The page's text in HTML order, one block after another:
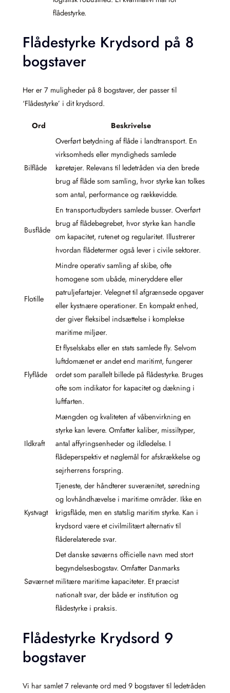
flådestyrke.
Flådestyrke Krydsord på 8
bogstaver
Her er 7 muligheder på 8 bogstaver, der passer til
‘Flådestyrke’ i dit krydsord.
Ord Beskrivelse
Bilflåde
Overført betydning af flåde i landtransport. En
virksomheds eller myndigheds samlede
køretøjer. Relevans til ledetråden via den brede
brug af flåde som samling, hvor styrke kan tolkes
som antal, performance og rækkevidde.
Busflåde
En transportudbyders samlede busser. Overført
brug af flådebegrebet, hvor styrke kan handle
om kapacitet, rutenet og regularitet. Illustrerer
hvordan flådetermer også lever i civile sektorer.
Flotille
Mindre operativ samling af skibe, ofte
homogene som ubåde, mineryddere eller
patruljefartøjer. Velegnet til afgrænsede opgaver
eller kystnære operationer. En kompakt enhed,
der giver fleksibel indsættelse i komplekse
maritime miljøer.
Flyflåde
Et flyselskabs eller en stats samlede fly. Selvom
luftdomænet er andet end maritimt, fungerer
ordet som parallelt billede på flådestyrke. Bruges
ofte som indikator for kapacitet og dækning i
luftfarten.
Ildkraft
Mængden og kvaliteten af våbenvirkning en
styrke kan levere. Omfatter kaliber, missiltyper,
antal affyringsenheder og ildledelse. I
flådeperspektiv et nøglemål for afskrækkelse og
sejrherrens forspring.
Kystvagt
Tjeneste, der håndterer suverænitet, søredning
og lovhåndhævelse i maritime områder. Ikke en
krigsflåde, men en statslig maritim styrke. Kan i
krydsord være et civilmilitært alternativ til
flåderelaterede svar.
Søværnet
Det danske søværns officielle navn med stort
begyndelsesbogstav. Omfatter Danmarks
militære maritime kapaciteter. Et præcist
nationalt svar, der både er institution og
flådestyrke i praksis.
Flådestyrke Krydsord 9
bogstaver
Vi har samlet 7 relevante ord med 9 bogstaver til ledetråden